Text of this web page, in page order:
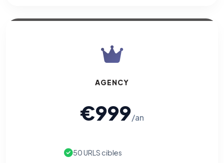
AGENCY
€999/an
50 URLS cibles